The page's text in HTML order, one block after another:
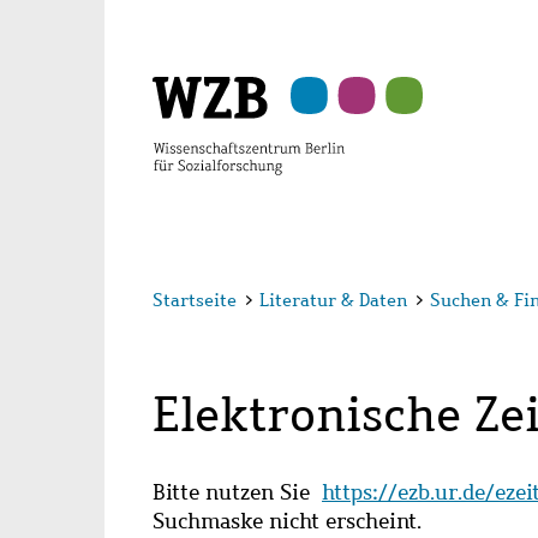
Startseite > Literatur & Daten > Suchen &
Elektronische
Bitte nutzen Sie https://ezb.ur.de/
Suchmaske nicht erscheint.